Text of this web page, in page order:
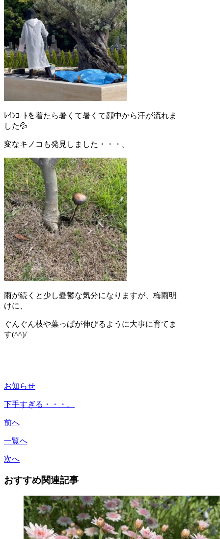
ﾚｲﾝｺｰﾄを着たら暑くて暑くて顔中から汗が流れま
した💦
変なキノコも発見しました・・・。
雨が続くと少し憂鬱な気分になりますが、梅雨明
けに、
ぐんぐん枝や葉っぱが伸びるように大事に育てま
す(^^)/
お知らせ
下手すぎる・・・。
前へ
一覧へ
次へ
おすすめ関連記事